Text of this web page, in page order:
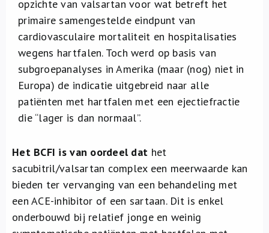
opzichte van valsartan voor wat betreft het
primaire samengestelde eindpunt van
cardiovasculaire mortaliteit en hospitalisaties
wegens hartfalen. Toch werd op basis van
subgroepanalyses in Amerika (maar (nog) niet in
Europa) de indicatie uitgebreid naar alle
patiënten met hartfalen met een ejectiefractie
die “lager is dan normaal”.
Het BCFI is van oordeel dat het
sacubitril/valsartan complex een meerwaarde kan
bieden ter vervanging van een behandeling met
een ACE-inhibitor of een sartaan. Dit is enkel
onderbouwd bij relatief jonge en weinig